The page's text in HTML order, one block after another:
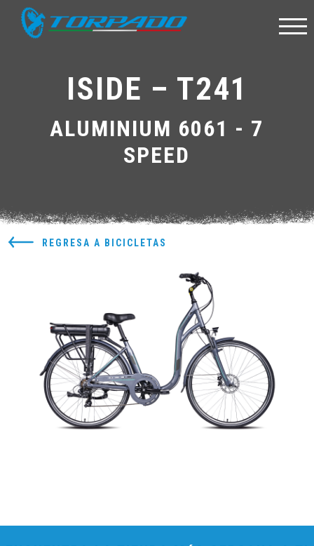
ISIDE – T241
ALUMINIUM 6061 - 7
SPEED
REGRESA A BICICLETAS